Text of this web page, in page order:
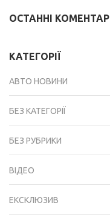
ОСТАННІ КОМЕНТАРІ
КАТЕГОРІЇ
АВТО НОВИНИ
БЕЗ КАТЕГОРІЇ
БЕЗ РУБРИКИ
ВІДЕО
ЕКСКЛЮЗИВ